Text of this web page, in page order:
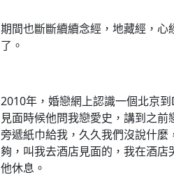
期間也斷斷續續念經，地藏經，
了。
2010年，婚戀網上認識一個北京
見面時候他問我戀愛史，講到之
旁遞紙巾給我，久久我們沒說什
夠，叫我去酒店見面的，我在酒
他休息。